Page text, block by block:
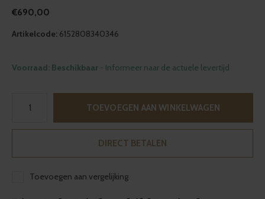
€690,00
Artikelcode: 6152808340346
Voorraad: Beschikbaar - Informeer naar de actuele levertijd
TOEVOEGEN AAN WINKELWAGEN
DIRECT BETALEN
Toevoegen aan vergelijking